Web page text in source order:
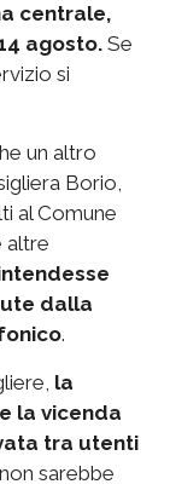
centrale,
agosto. Se
si
un altro
Borio,
al Comune
altre
dalla
.
la
la vicenda
tra utenti
sarebbe